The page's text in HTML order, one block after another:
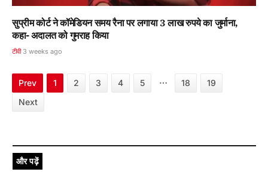
सुप्रीम कोर्ट ने कॉमेडियन समय रैना पर लगाया 3 लाख रुपये का जुर्माना,
कहा- अदालत को गुमराह किया
टीवी 3 weeks ago
Prev 1 2 3 4 5 … 18
19
Next
और पढ़ें